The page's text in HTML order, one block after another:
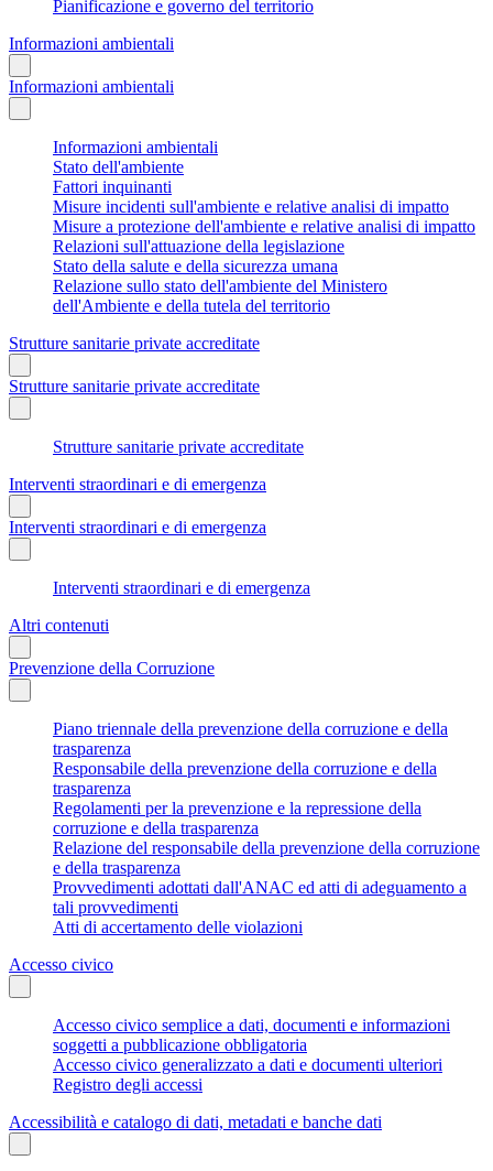
Pianificazione e governo del territorio
Informazioni ambientali
Informazioni ambientali
Informazioni ambientali
Stato dell'ambiente
Fattori inquinanti
Misure incidenti sull'ambiente e relative analisi di impatto
Misure a protezione dell'ambiente e relative analisi di impatto
Relazioni sull'attuazione della legislazione
Stato della salute e della sicurezza umana
Relazione sullo stato dell'ambiente del Ministero
dell'Ambiente e della tutela del territorio
Strutture sanitarie private accreditate
Strutture sanitarie private accreditate
Strutture sanitarie private accreditate
Interventi straordinari e di emergenza
Interventi straordinari e di emergenza
Interventi straordinari e di emergenza
Altri contenuti
Prevenzione della Corruzione
Piano triennale della prevenzione della corruzione e della
trasparenza
Responsabile della prevenzione della corruzione e della
trasparenza
Regolamenti per la prevenzione e la repressione della
corruzione e della trasparenza
Relazione del responsabile della prevenzione della corruzione
e della trasparenza
Provvedimenti adottati dall'ANAC ed atti di adeguamento a
tali provvedimenti
Atti di accertamento delle violazioni
Accesso civico
Accesso civico semplice a dati, documenti e informazioni
soggetti a pubblicazione obbligatoria
Accesso civico generalizzato a dati e documenti ulteriori
Registro degli accessi
Accessibilità e catalogo di dati, metadati e banche dati